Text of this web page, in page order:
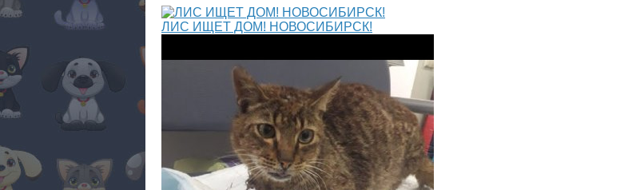
ЛИС ИЩЕТ ДОМ! НОВОСИБИРСК!